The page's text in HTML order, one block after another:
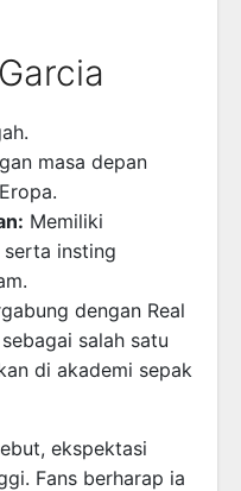
masa depan
Memiliki
serta insting
dengan Real
salah satu
di akademi sepak
ekspektasi
Fans berharap ia